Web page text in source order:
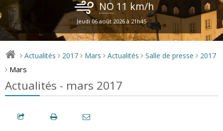
NO 11 km/h
Jeudi 06 août 2026 à 21h45
> Actualités > 2017 > Mars > Actualités > Salle de presse > 2017
> Mars
Actualités - mars 2017